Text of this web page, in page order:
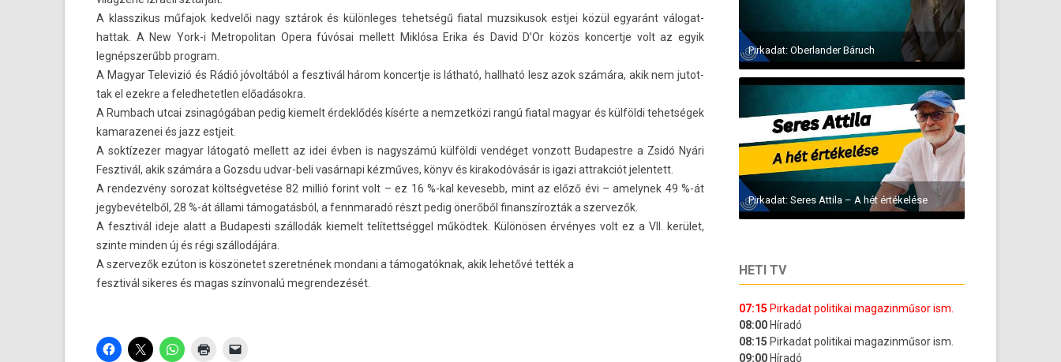
A klasszikus műfajok ked­velői nagy sztárok és külön­leges tehet­ségű fiat­al muz­sikusok estjei közül egyaránt válogat­
hattak. A New York-i Met­ropolitan Opera fúvósai mel­lett Miklósa Erika és David D’Or közös kon­certje volt az egyik
legnépszerűbb pro­gram.
A Magyar Televizió és Rádió jóvoltából a fesztivál három kon­certje is látható, hallható lesz azok számára, akik nem jutot­
tak el ezek­re a feled­hetetl­en előadásokra.
A Rum­bach utcai zsinagógában pedig kiemelt érdeklődés kísérte a nem­zetközi rangú fiat­al magyar és külföldi tehet­ségek
kamarazenei és jazz estjeit.
A soktízezer magyar látogató mel­lett az idei évben is nagys­zámú külföldi vendéget von­zott Budapestre a Zsidó Nyári
Fesztivál, akik számára a Gozsdu udvar-beli vasárnapi kézműves, könyv és kirakodóvásár is igazi attrak­ciót jelen­tett.
A re­ndez­vény sorozat költségvetése 82 millió forint volt – ez 16 %-kal kevesebb, mint az előző évi – amelynek 49 %-át
jegybevétel­ből, 28 %-át állami támogatásból, a fennmaradó részt pedig önerőből fin­anszíroz­ták a szer­vezők.
A fesztivál ideje alatt a Budapes­ti szállodák kiemelt telítettséggel működtek. Különösen érvényes volt ez a VII. kerület,
szin­te mind­en új és régi szállodájára.
A szer­vezők ezúton is köszönetet szeret­nének mon­dani a támogatóknak, akik lehetővé tették a
fesztivál sikeres és magas szín­von­alú meg­rendezését.
Pirkadat: Oberlander Báruch
Pirkadat: Seres Attila – A hét értékelése
HETI TV